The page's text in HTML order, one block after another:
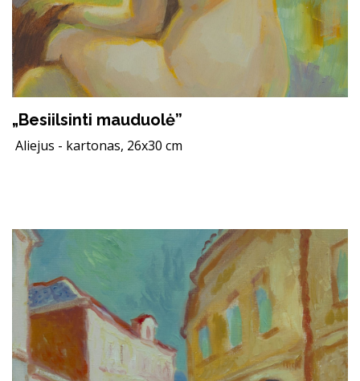
„Besiilsinti mauduolė”
Aliejus - kartonas, 26x30 cm